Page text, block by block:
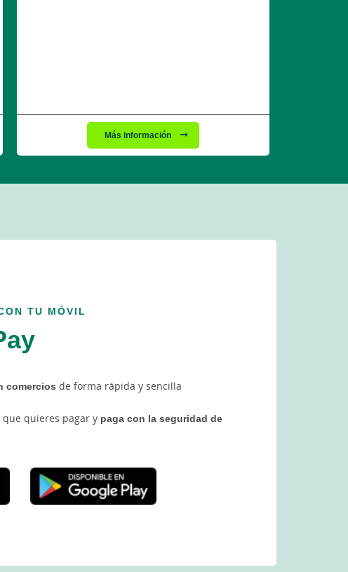
Más información
TU MÓVIL
comercios de forma rápida y sencilla
quieres pagar y paga con la seguridad de